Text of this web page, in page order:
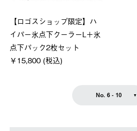
【ロゴスショップ限定】ハ
イパー氷点下クーラーL＋氷
点下パック2枚セット
￥15,800 (税込)
No. 6 - 10